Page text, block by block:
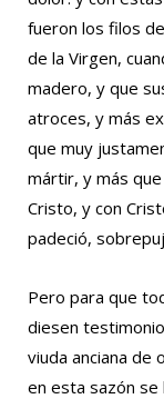
fueron los filos
de la Virgen,
madero, y que
atroces, y más
que muy
mártir, y más
Cristo, y con
padeció,
Pero para que
diesen
viuda anciana de
en esta sazón se